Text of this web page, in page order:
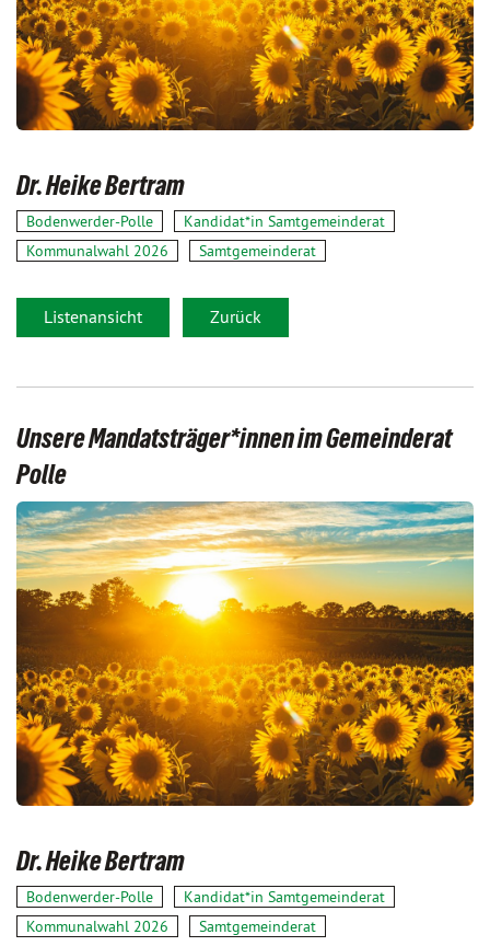
Dr. Heike Bertram
Bodenwerder-Polle
Kandidat*in Samtgemeinderat
Kommunalwahl 2026
Samtgemeinderat
Listenansicht Zurück
Unsere Mandatsträger*innen im Gemeinderat
Polle
Dr. Heike Bertram
Bodenwerder-Polle
Kandidat*in Samtgemeinderat
Kommunalwahl 2026
Samtgemeinderat